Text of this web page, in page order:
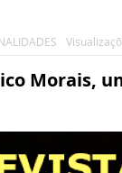
Morais,